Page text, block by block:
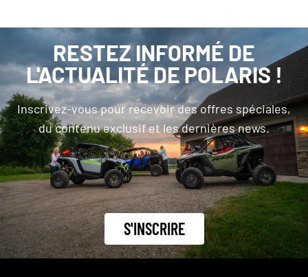
RESTEZ INFORMÉ DE
L'ACTUALITÉ DE POLARIS !
Inscrivez-vous pour recevoir des offres spéciales,
du contenu exclusif et les dernières news.
S'INSCRIRE